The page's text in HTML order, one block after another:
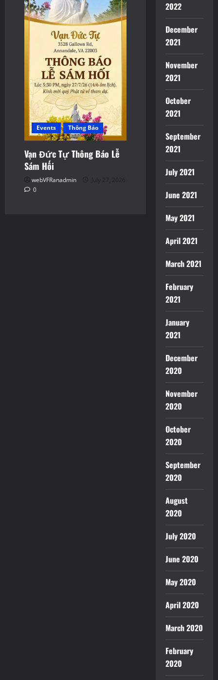
Events Thông Báo
Vạn Đức Tự Thông Báo Lễ
Sám Hối
webVFRanadmin
July 27, 2026
0
2022
December
2021
November
2021
October
2021
September
2021
July 2021
June 2021
May 2021
April 2021
March 2021
February
2021
January
2021
December
2020
November
2020
October
2020
September
2020
August
2020
July 2020
June 2020
May 2020
April 2020
March 2020
February
2020